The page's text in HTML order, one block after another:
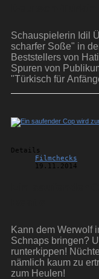
Schauspielerin Idil
scharfer Soße" in
Beststellers von
Spuren von
"Türkisch für
Details
Filmchecks
19.11.2014
Kann dem Werwolf
Schnaps bringen?
runterkippen!
nämlich kaum zu
zum Heulen!